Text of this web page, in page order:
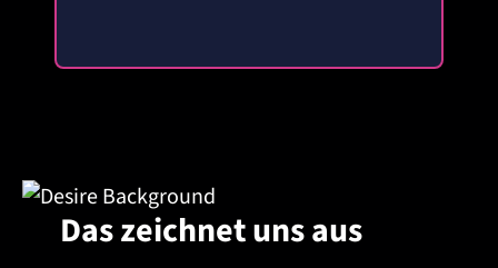
Daszeichnetuns aus